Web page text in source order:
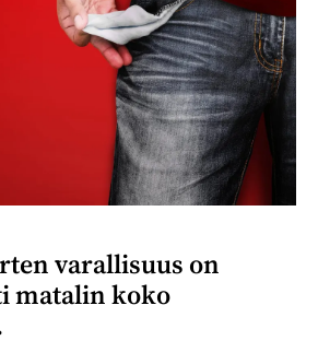
varallisuus on
matalin koko